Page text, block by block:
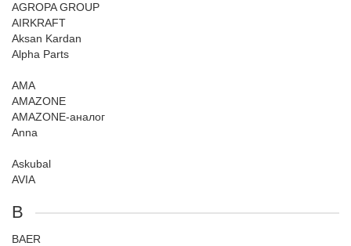
AGROPA GROUP
AIRKRAFT
Aksan Kardan
Alpha Parts
AMA
AMAZONE
AMAZONE-аналог
Anna
Askubal
AVIA
B
BAER